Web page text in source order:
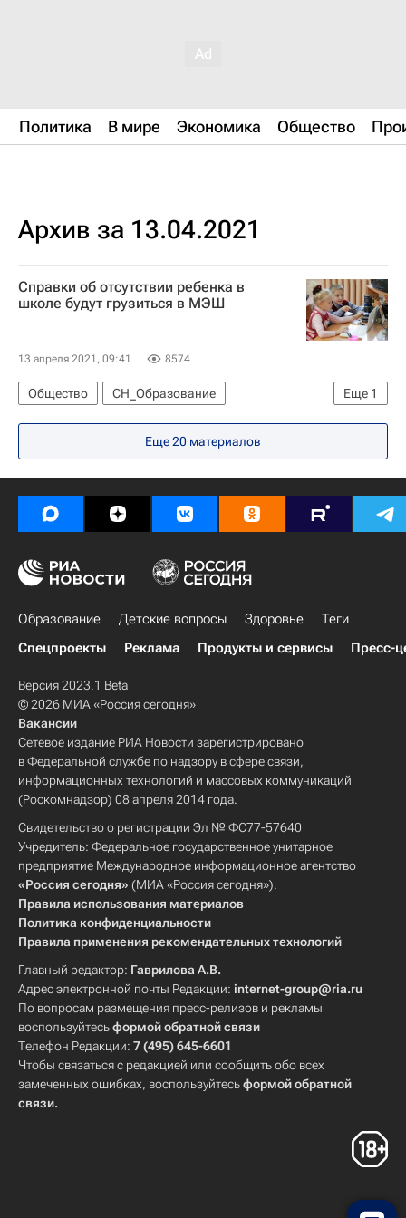
Политика В мире Экономика Общество
Архив за 13.04.2021
Справки об отсутствии ребенка в
школе будут грузиться в МЭШ
13 апреля 2021, 09:41 8574
Еще 1
Общество
СН_Образование
Социальный навигатор
Еще 20 материалов
Образование Детские вопросы Здоровье
Теги
Спецпроекты
Реклама Продукты и сервисы Пресс-
Версия 2023.1 Beta
© 2026 МИА «Россия сегодня»
Вакансии
Сетевое издание РИА Новости зарегистрировано
в Федеральной службе по надзору в сфере связи,
информационных технологий и массовых коммуникаций
(Роскомнадзор) 08 апреля 2014 года.
Свидетельство о регистрации Эл № ФС77-57640
Учредитель: Федеральное государственное унитарное
предприятие Международное информационное агентство
«Россия сегодня» (МИА «Россия сегодня»).
Правила использования материалов
Политика конфиденциальности
Правила применения рекомендательных технологий
Главный редактор: Гаврилова А.В.
Адрес электронной почты Редакции: internet-group@ria.ru
По вопросам размещения пресс-релизов и рекламы
воспользуйтесьформой обратной связи
Телефон Редакции: 7 (495) 645-6601
Чтобы связаться с редакцией или сообщить обо всех
замеченных ошибках, воспользуйтесьформой обратной
связи.